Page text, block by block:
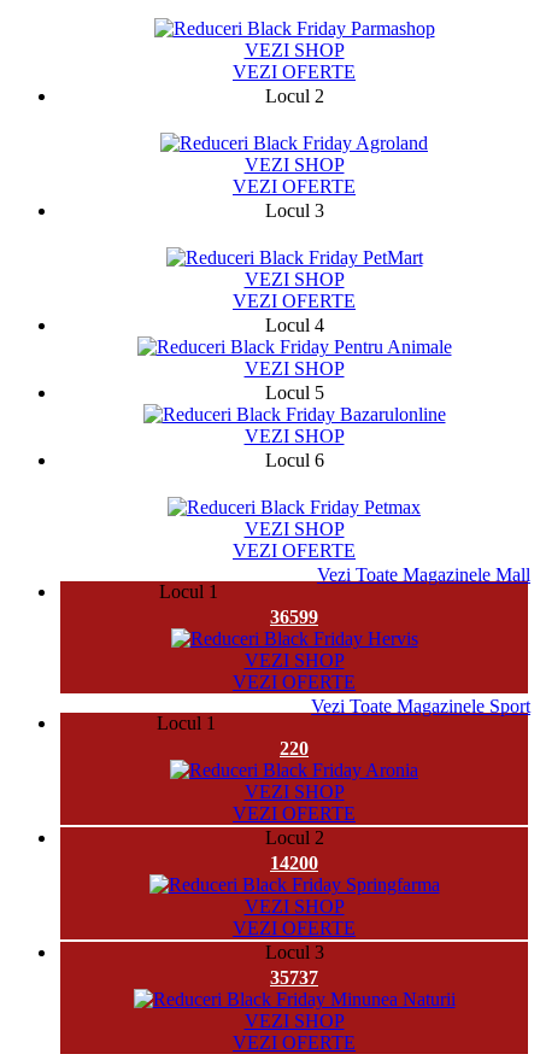
VEZI SHOP
VEZI OFERTE
Locul 2
VEZI SHOP
VEZI OFERTE
Locul 3
VEZI SHOP
VEZI OFERTE
Locul 4
VEZI SHOP
Locul 5
VEZI SHOP
Locul 6
VEZI SHOP
VEZI OFERTE
Vezi Toate Magazinele Mall
Locul 1
36599
VEZI SHOP
VEZI OFERTE
Vezi Toate Magazinele Sport
Locul 1
220
VEZI SHOP
VEZI OFERTE
Locul 2
14200
VEZI SHOP
VEZI OFERTE
Locul 3
35737
VEZI SHOP
VEZI OFERTE